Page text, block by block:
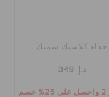
حذاء كلاسيك سميك
د.إ. 349